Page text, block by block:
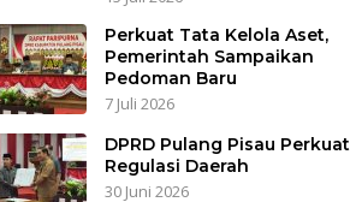
Perkuat Tata Kelola Aset,
Pemerintah Sampaikan
Pedoman Baru
7 Juli 2026
DPRD Pulang Pisau Perkuat
Regulasi Daerah
30 Juni 2026